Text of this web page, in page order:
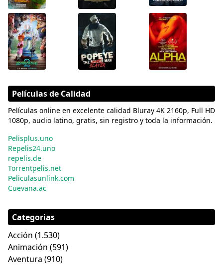
Películas de Calidad
Películas online en excelente calidad Bluray 4K 2160p, Full HD
1080p, audio latino, gratis, sin registro y toda la información.
Pelisplus.uno
Repelis24.uno
repelis.de
Torrentpelis.net
Peliculasunlink.com
Cuevana.ac
Categorias
Acción (1.530)
Animación (591)
Aventura (910)